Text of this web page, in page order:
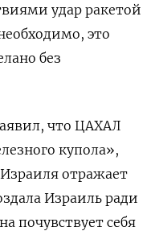
удар ракетой
это
без
что ЦАХАЛ
купола»,
отражает
Израиль ради
почувствует себя